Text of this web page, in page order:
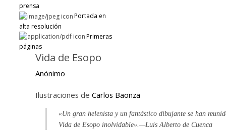
prensa
Portada en
alta resolución
Primeras
páginas
Vida de Esopo
Anónimo
Ilustraciones de Carlos Baonza
«Un gran helenista y un fantástico dibujante se han
Vida de Esopo inolvidable».—Luis Alberto de Cuenca